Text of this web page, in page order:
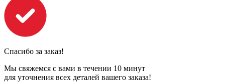
Спасибо за заказ!
Мы свяжемся с вами в течении 10 минут
для уточнения всех деталей вашего заказа!